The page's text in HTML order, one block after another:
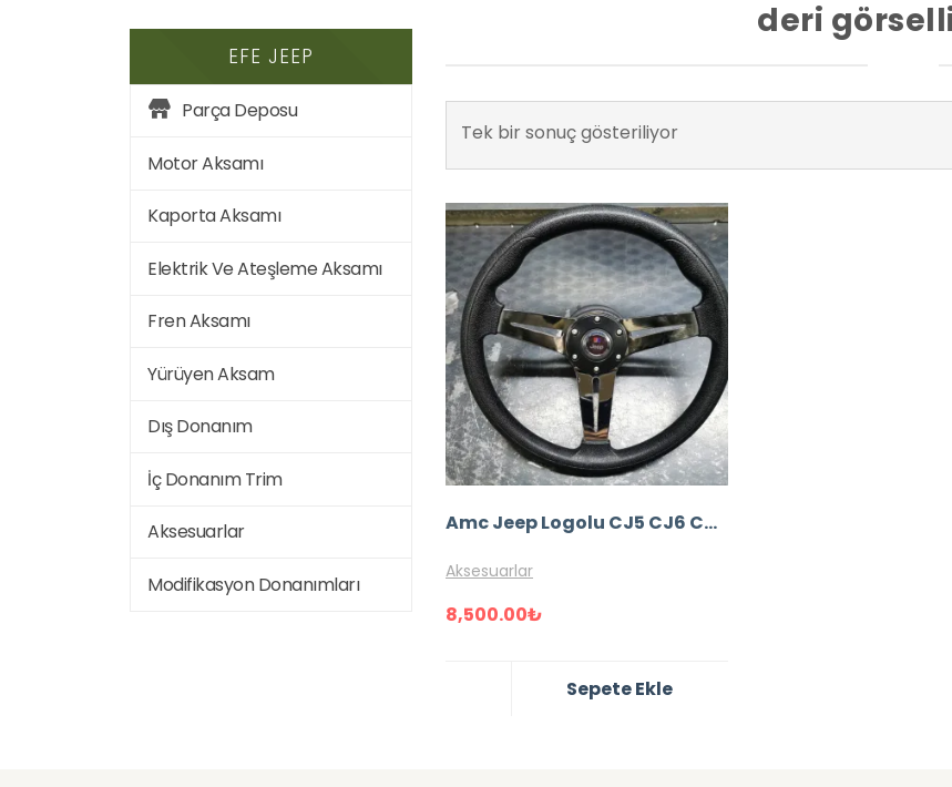
EFE JEEP
Parça Deposu
Motor Aksamı
Kaporta Aksamı
Elektrik Ve Ateşleme Aksamı
Fren Aksamı
Yürüyen Aksam
Dış Donanım
İç Donanım Trim
Aksesuarlar
Modifikasyon Donanımları
deri
Tek bir sonuç gösteriliyor
Amc Jeep Logolu CJ5 CJ6 CJ7 CJ8 Wrangler YJ Cherokee XJ Direksiyon Simidi
Aksesuarlar
8,500.00₺
Sepete Ekle